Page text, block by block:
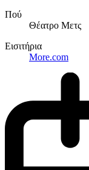
Πού
Θέατρο Μετς
Εισιτήρια
More.com